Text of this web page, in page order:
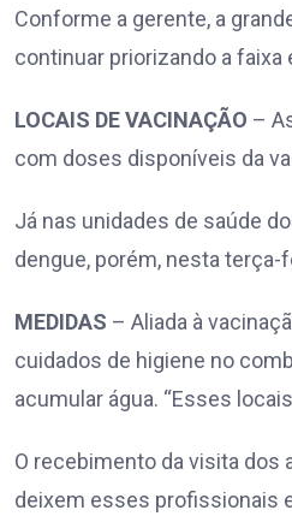
Conforme a gerente, a
continuar priorizando a faixa
LOCAIS DE VACINAÇÃO –
com doses disponíveis da
Já nas unidades de saúde
dengue, porém, nesta terça-
MEDIDAS – Aliada à
cuidados de higiene no
acumular água. “Esses
O recebimento da visita dos
deixem esses profissionais